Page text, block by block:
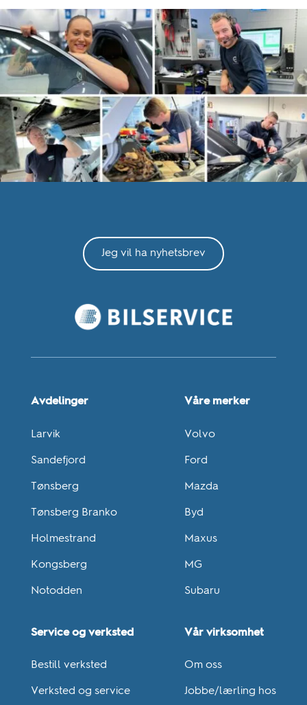
Jeg vil ha nyhetsbrev
Avdelinger
Larvik
Sandefjord
Tønsberg
Tønsberg Branko
Holmestrand
Kongsberg
Notodden
Våre merker
Volvo
Ford
Mazda
Byd
Maxus
MG
Subaru
Service og verksted
Bestill verksted
Verksted og service
Vår virksomhet
Om oss
Jobbe/lærling hos